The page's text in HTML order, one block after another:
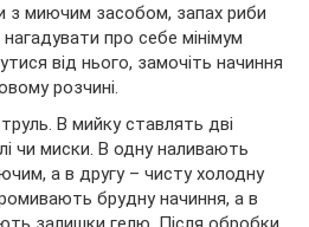
з миючим засобом, запах риби
про себе мінімум
від нього, замочіть начиння
розчині.
В мийку ставлять дві
чи миски. В одну наливають
а в другу – чисту холодну
брудну начиння, а в